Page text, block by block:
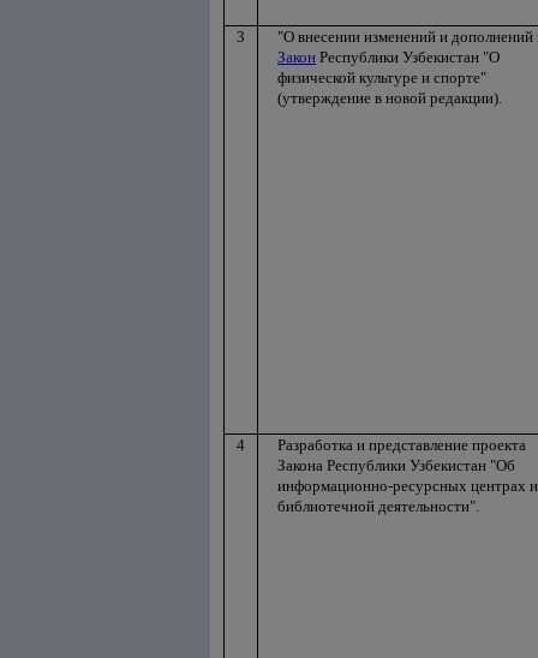
3
"О внесении изменений и дополнений
Закон Республики Узбекистан "О
физической культуре и спорте"
(утверждение в новой редакции).
4
Разработка и представление проекта
Закона Республики Узбекистан "Об
информационно-ресурсных центрах и
библиотечной деятельности".